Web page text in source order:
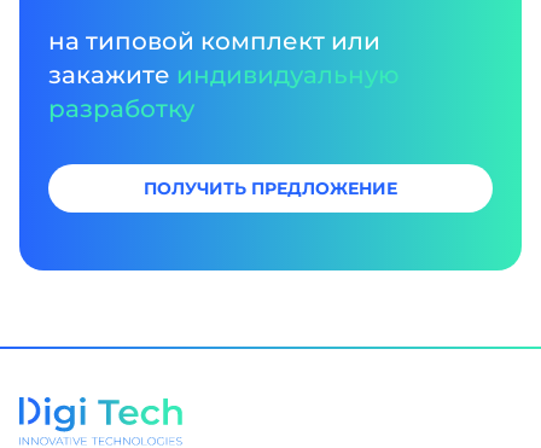
на типовой комплект или
закажите индивидуальную
разработку
ПОЛУЧИТЬ ПРЕДЛОЖЕНИЕ